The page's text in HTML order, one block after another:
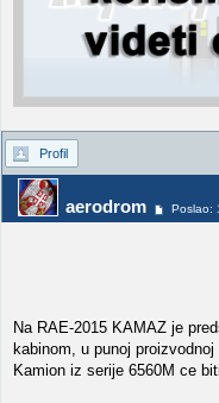
Profil
aerodrom Poslao:
Na RAE-2015 KAMAZ je
kabinom, u punoj
Kamion iz serije 6560M ce